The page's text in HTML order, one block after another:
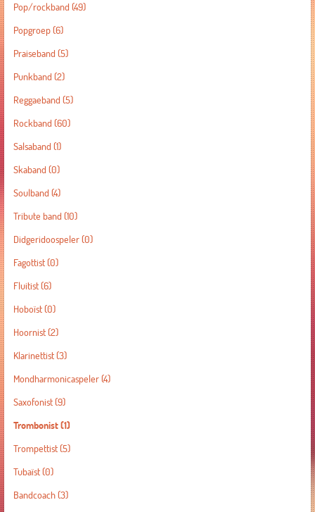
Pop/rockband (49)
Popgroep(6)
Praiseband (5)
Punkband (2)
Reggaeband (5)
Rockband (60)
Salsaband (1)
Skaband (0)
Soulband (4)
Tribute band (10)
Didgeridoospeler(0)
Fagottist(0)
Fluitist(6)
Hoboïst(0)
Hoornist(2)
Klarinettist(3)
Mondharmonicaspeler(4)
Saxofonist(9)
Trombonist(1)
Trompettist(5)
Tubaïst(0)
Bandcoach(3)